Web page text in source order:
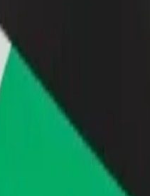
ya mağaza əlavə
müştəri cəlb edin və
olar?
axtarırsınız?